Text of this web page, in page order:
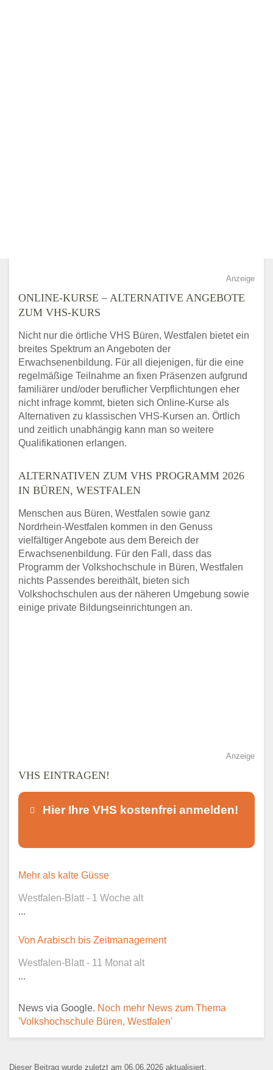
Anzeige
ONLINE-KURSE – ALTERNATIVE ANGEBOTE
ZUM VHS-KURS
Nicht nur die örtliche VHS Büren, Westfalen bietet ein
breites Spektrum an Angeboten der
Erwachsenenbildung. Für all diejenigen, für die eine
regelmäßige Teilnahme an fixen Präsenzen aufgrund
familiärer und/oder beruflicher Verpflichtungen eher
nicht infrage kommt, bieten sich Online-Kurse als
Alternativen zu klassischen VHS-Kursen an. Örtlich
und zeitlich unabhängig kann man so weitere
Qualifikationen erlangen.
ALTERNATIVEN ZUM VHS PROGRAMM 2026
IN BÜREN, WESTFALEN
Menschen aus Büren, Westfalen sowie ganz
Nordrhein-Westfalen kommen in den Genuss
vielfältiger Angebote aus dem Bereich der
Erwachsenenbildung. Für den Fall, dass das
Programm der Volkshochschule in Büren, Westfalen
nichts Passendes bereithält, bieten sich
Volkshochschulen aus der näheren Umgebung sowie
einige private Bildungseinrichtungen an.
Anzeige
VHS EINTRAGEN!
Hier Ihre VHS kostenfrei anmelden!
Dieser Teil dient lediglich zur
öffentlich sichtbar.
Ansprechpartner
E-Mail*
Mehr als kalte Güsse
Westfalen-Blatt - 1 Woche alt
...
Von Arabisch bis Zeitmanagement
Westfalen-Blatt - 11 Monat alt
...
News via Google. Noch mehr News zum Thema
'Volkshochschule Büren, Westfalen'
Dieser Beitrag wurde zuletzt am 06.06.2026 aktualisiert.